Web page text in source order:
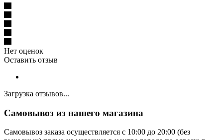
Нет оценок
Оставить отзыв
Загрузка отзывов...
Самовывоз из нашего магазина
Самовывоз заказа осуществляется с 10:00 до 20:00 (без